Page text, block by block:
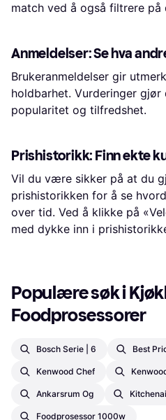
match ved å også filtrere på
Anmeldelser: Se hva
Brukeranmeldelser gir
holdbarhet. Vurderinger
popularitet og tilfredshet.
Prishistorikk: Finn ekte
Vil du være sikker på at du
prishistorikken for å se
over tid. Ved å klikke på
med dykke inn i
Populære søk i
Foodprosessorer
Bosch Serie | 6 Best
Kenwood Chef
Ankarsrum Og
Foodprosessor 1000w